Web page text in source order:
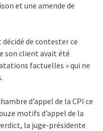
et une amende de
de contester ce
son client avait été
factuelles » qui ne
d’appel de la CPI ce
motifs d’appel de la
la juge-présidente